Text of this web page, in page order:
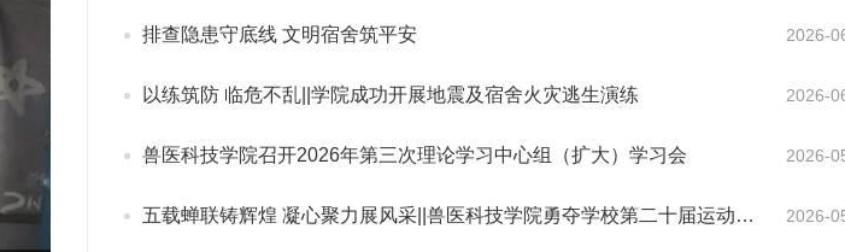
2026-
排查隐患守底线 文明宿舍筑平安
2026-
以练筑防 临危不乱||学院成功开展地震及宿舍火灾逃生演练
2026-
兽医科技学院召开2026年第三次理论学习中心组（扩大）学习会
2026-
五载蝉联铸辉煌 凝心聚力展风采||兽医科技学院勇夺学校第二十届运动会团体总分第一名